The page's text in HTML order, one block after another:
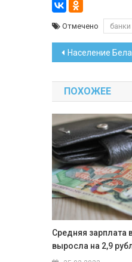
Отмечено банки
по
записям
Население Беларуси за год сократилось на
ПОХОЖЕЕ
Средняя зарплата
выросла на 2,9